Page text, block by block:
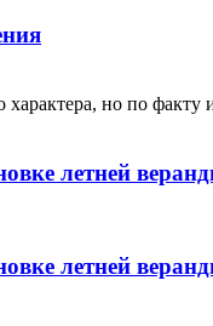
но по
летней
летней